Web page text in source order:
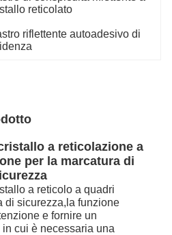
reticolato
riflettente autoadesivo di
a reticolazione a
per la marcatura di
a reticolo a quadri
di sicurezza,la funzione
e fornire un
cui è necessaria una